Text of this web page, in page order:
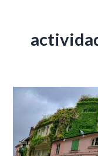
Que
París
en